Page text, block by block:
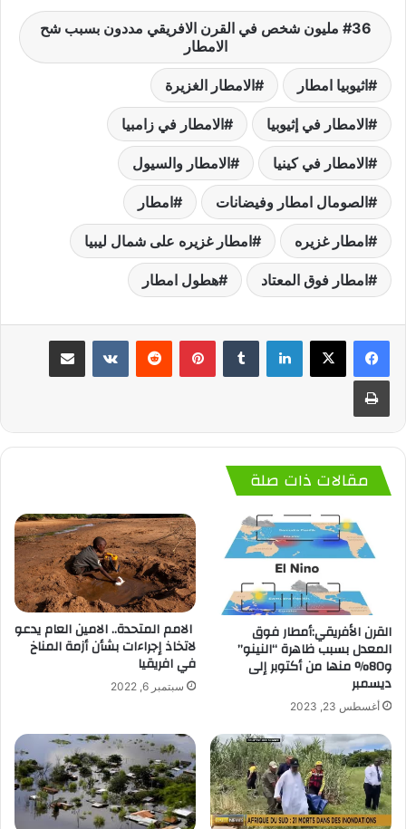
36 مليون شخص في القرن الافريقي مددون بسبب شح
الامطار
اثيوبيا امطار الامطار الغزيرة
الامطار في إثيوبيا الامطار في زامبيا
الامطار في كينيا الامطار والسيول
الصومال امطار وفيضانات امطار
امطار غزيره امطار غزيره على شمال ليبيا
امطار فوق المعتاد هطول امطار
لينكدإن بينتيريست
مقالات ذات صلة
القرن الأفريقي:أمطار فوق
المعدل بسبب ظاهرة “النينو”
و80% منها من أكتوبر إلى
ديسمبر
أغسطس 23, 2023
الامم المتحدة.. الامين العام يدعو
لاتخاذ إجراءات بشأن أزمة المناخ
في افريقيا
سبتمبر 6, 2022